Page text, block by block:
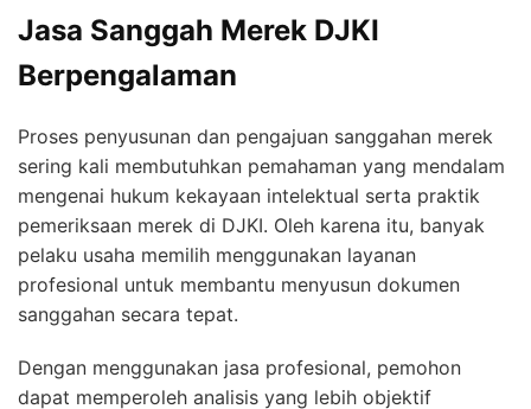
Jasa Sanggah Merek DJKI
Berpengalaman
Proses penyusunan dan pengajuan sanggahan merek
sering kali membutuhkan pemahaman yang mendalam
mengenai hukum kekayaan intelektual serta praktik
pemeriksaan merek di DJKI. Oleh karena itu, banyak
pelaku usaha memilih menggunakan layanan
profesional untuk membantu menyusun dokumen
sanggahan secara tepat.
Dengan menggunakan jasa profesional, pemohon
dapat memperoleh analisis yang lebih objektif